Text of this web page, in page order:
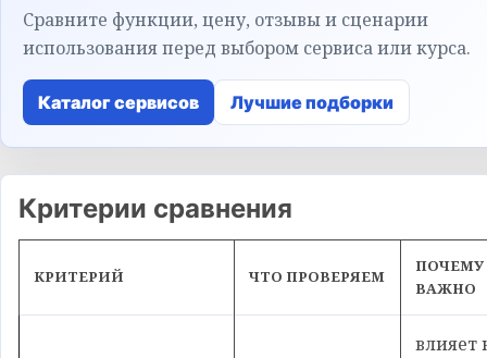
Сравните функции, цену, отзывы и сценарии
использования перед выбором сервиса или курса.
Каталог сервисов Лучшие подборки
Критерии сравнения
КРИТЕРИЙ ЧТО ПРОВЕРЯЕМ
ПОЧЕМУ
ВАЖНО
влияет